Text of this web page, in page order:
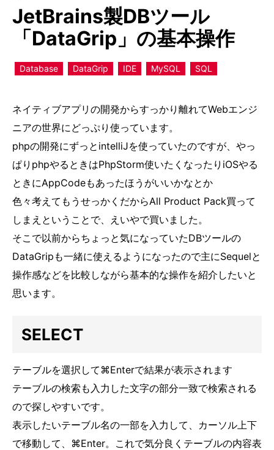
JetBrains製DBツール
「DataGrip」の基本操作
Database DataGrip IDE MySQL SQL
ネイティブアプリの開発からすっかり離れてWebエンジ
ニアの世界にどっぷり使っています。
phpの開発にずっとintelliJを使っていたのですが、やっ
ぱりphpやるときはPhpStorm使いたくなったりiOSやる
ときにAppCodeもあったほうがいいかなとか
色々考えてもうせっかくだからAll Product Pack買って
しまえということで、えいやで買いました。
そこで以前からちょっと気になっていたDBツールの
DataGripも一緒に使えるようになったので主にSequelと
操作感などを比較しながら基本的な操作を紹介したいと
思います。
SELECT
テーブルを選択して⌘Enterで結果が表示されます
テーブルの検索も入力した文字の部分一致で検索される
ので探しやすいです。
表示したいテーブル名の一部を入力して、カーソル上下
で移動して、⌘Enter。これで気分良くテーブルの内容表